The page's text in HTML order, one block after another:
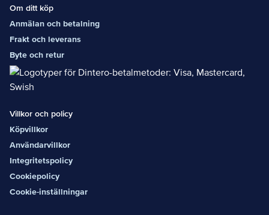
Om ditt köp
Anmälan och betalning
Frakt och leverans
Byte och retur
Villkor och policy
Köpvillkor
Användarvillkor
Integritetspolicy
Cookiepolicy
Cookie-inställningar